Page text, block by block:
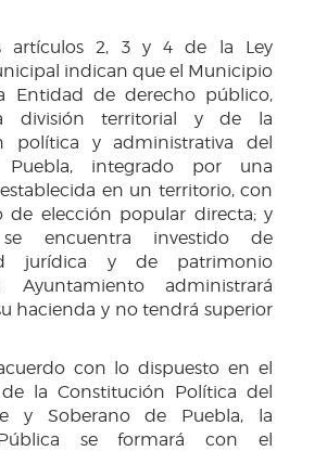
artículos 2, 3 y 4 de la Ley
indican que el Municipio
Entidad de derecho público,
división territorial y de la
política y administrativa del
Puebla, integrado por una
en un territorio, con
de elección popular directa; y
encuentra investido de
jurídica y de patrimonio
Ayuntamiento administrará
hacienda y no tendrá superior
con lo dispuesto en el
la Constitución Política del
y Soberano de Puebla, la
se formará con el